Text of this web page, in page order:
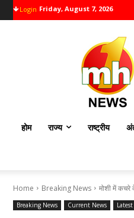
Login Friday, August 7, 2026
होम राज्य राष्ट्रीय
Home Breaking News मोशी में कचरे
Breaking News Current News